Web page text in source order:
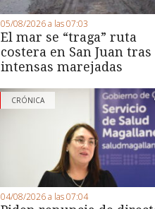
05/08/2026 a las 07:03
El mar se “traga” ruta
costera en San Juan tras
intensas marejadas
CRÓNICA
04/08/2026 a las 07:04